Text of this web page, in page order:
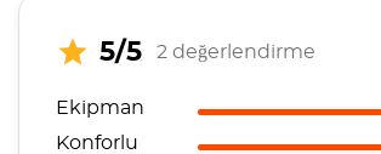
5/5 2 değerlendirme
Ekipman
Konforlu